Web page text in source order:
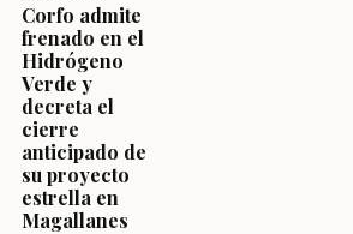
Corfo admite
frenado en el
Hidrógeno
Verde y
decreta el
cierre
anticipado de
su proyecto
estrella en
Magallanes